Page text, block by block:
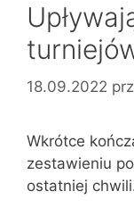
18.09.2022
Wkrótce
zestawieniu
ostatniej